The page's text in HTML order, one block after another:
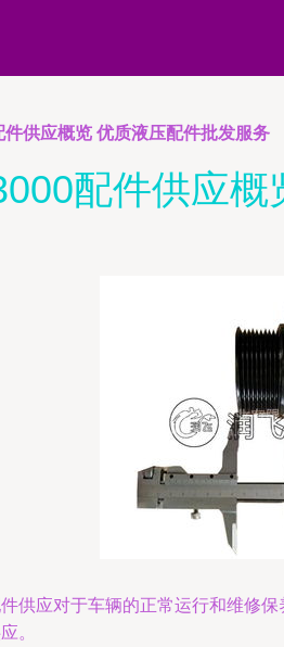
件供应概览 优质液压配件批发服务
配件供应
供应对于车辆的正常运行和维修
。